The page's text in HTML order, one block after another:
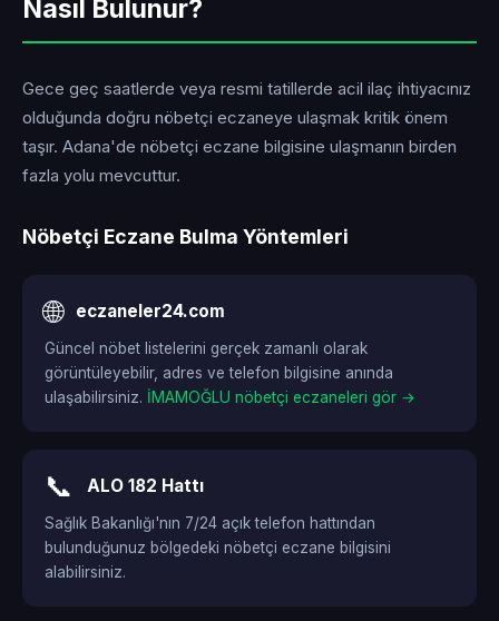
Nasıl Bulunur?
Gece geç saatlerde veya resmi tatillerde acil ilaç ihtiyacınız
olduğunda doğru nöbetçi eczaneye ulaşmak kritik önem
taşır. Adana'de nöbetçi eczane bilgisine ulaşmanın birden
fazla yolu mevcuttur.
Nöbetçi Eczane Bulma Yöntemleri
🌐 eczaneler24.com
Güncel nöbet listelerini gerçek zamanlı olarak
görüntüleyebilir, adres ve telefon bilgisine anında
ulaşabilirsiniz. İMAMOĞLU nöbetçi eczaneleri gör →
📞 ALO 182 Hattı
Sağlık Bakanlığı'nın 7/24 açık telefon hattından
bulunduğunuz bölgedeki nöbetçi eczane bilgisini
alabilirsiniz.